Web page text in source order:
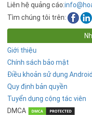
Liên hệ quảng cáo:
Tìm chúng tôi trên:
Giới thiệu
Chính sách bảo mật
Điều khoản sử dụng
Quy định bản quyền
Tuyển dụng cộng tác viên
DMCA